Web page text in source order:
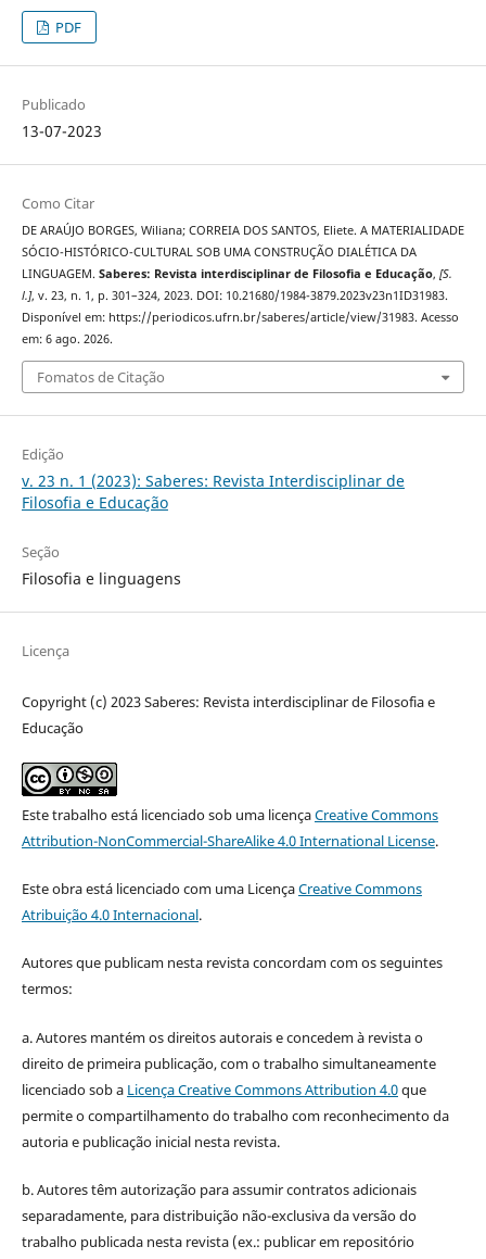
PDF
Publicado
13-07-2023
Como Citar
DE ARAÚJO BORGES, Wiliana; CORREIA DOS SANTOS, Eliete. A MATERIALIDADE
SÓCIO-HISTÓRICO-CULTURAL SOB UMA CONSTRUÇÃO DIALÉTICA DA
LINGUAGEM. Saberes: Revista interdisciplinar de Filosofia e Educação, [S.
l.], v. 23, n. 1, p. 301–324, 2023. DOI: 10.21680/1984-3879.2023v23n1ID31983.
Disponível em: https://periodicos.ufrn.br/saberes/article/view/31983. Acesso
em: 6 ago. 2026.
Fomatos de Citação
Edição
v. 23 n. 1 (2023): Saberes: Revista Interdisciplinar de
Filosofia e Educação
Seção
Filosofia e linguagens
Licença
Copyright (c) 2023 Saberes: Revista interdisciplinar de Filosofia e
Educação
Este trabalho está licenciado sob uma licençaCreative Commons
Attribution-NonCommercial-ShareAlike 4.0 International License.
Este obra está licenciado com uma LicençaCreative Commons
Atribuição 4.0 Internacional.
Autores que publicam nesta revista concordam com os seguintes
termos:
a. Autores mantém os direitos autorais e concedem à revista o
direito de primeira publicação, com o trabalho simultaneamente
licenciado sob a Licença Creative Commons Attribution 4.0que
permite o compartilhamento do trabalho com reconhecimento da
autoria e publicação inicial nesta revista.
b. Autores têm autorização para assumir contratos adicionais
separadamente, para distribuição não-exclusiva da versão do
trabalho publicada nesta revista (ex.: publicar em repositório